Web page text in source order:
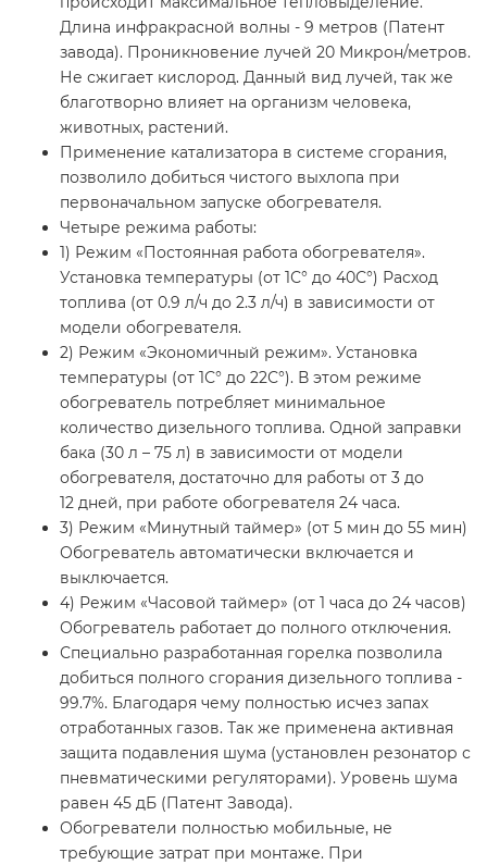
Длина инфракрасной волны - 9 метров (Патент
завода). Проникновение лучей 20 Микрон/метров.
Не сжигает кислород. Данный вид лучей, так же
благотворно влияет на организм человека,
животных, растений.
Применение катализатора в системе сгорания,
позволило добиться чистого выхлопа при
первоначальном запуске обогревателя.
Четыре режима работы:
1) Режим «Постоянная работа обогревателя».
Установка температуры (от 1С° до 40С°) Расход
топлива (от 0.9 л/ч до 2.3 л/ч) в зависимости от
модели обогревателя.
2) Режим «Экономичный режим». Установка
температуры (от 1С° до 22С°). В этом режиме
обогреватель потребляет минимальное
количество дизельного топлива. Одной заправки
бака (30 л – 75 л) в зависимости от модели
обогревателя, достаточно для работы от 3 до
12 дней, при работе обогревателя 24 часа.
3) Режим «Минутный таймер» (от 5 мин до 55 мин)
Обогреватель автоматически включается и
выключается.
4) Режим «Часовой таймер» (от 1 часа до 24 часов)
Обогреватель работает до полного отключения.
Специально разработанная горелка позволила
добиться полного сгорания дизельного топлива -
99.7%. Благодаря чему полностью исчез запах
отработанных газов. Так же применена активная
защита подавления шума (установлен резонатор с
пневматическими регуляторами). Уровень шума
равен 45 дБ (Патент Завода).
Обогреватели полностью мобильные, не
требующие затрат при монтаже. При